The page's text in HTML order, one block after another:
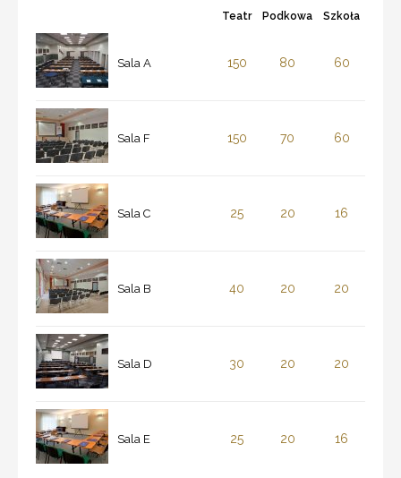
Teatr Podkowa Szkoła
Sala A 150 80 60
Sala F 150 70 60
Sala C 25 20 16
Sala B 40 20 20
Sala D 30 20 20
Sala E 25 20 16